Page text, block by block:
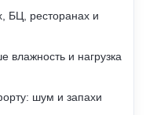
БЦ, ресторанах и
влажность и нагрузка
шум и запахи